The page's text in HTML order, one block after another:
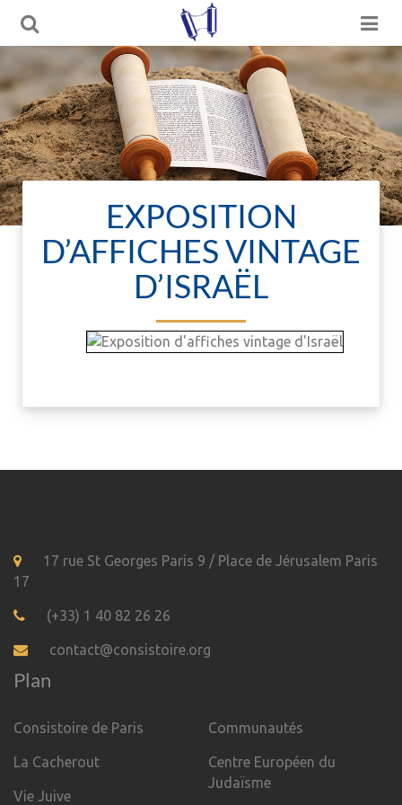
EXPOSITION
D’AFFICHES VINTAGE
D’ISRAËL
17 rue St Georges Paris 9 / Place de Jérusalem Paris
17
(+33) 1 40 82 26 26
contact@consistoire.org
Plan
Consistoire de Paris
La Cacherout
Vie Juive
Communautés
Centre Européen du
Judaïsme